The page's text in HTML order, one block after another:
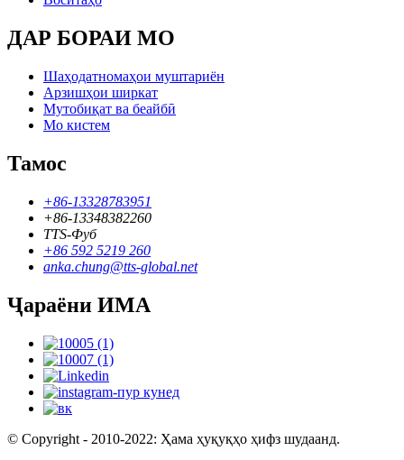
ДАР БОРАИ МО
Шаҳодатномаҳои муштариён
Арзишҳои ширкат
Мутобиқат ва беайбӣ
Мо кистем
Тамос
+86-13328783951
+86-13348382260
TTS-Фуб
+86 592 5219 260
anka.chung@tts-global.net
Ҷараёни ИМА
© Copyright - 2010-2022: Ҳама ҳуқуқҳо ҳифз шудаанд.